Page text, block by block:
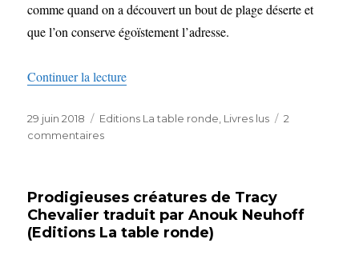
comme quand on a découvert un bout de plage déserte et
que l’on conserve égoïstement l’adresse.
Continuer la lecturede « Les bonheurs de l’aube de Léon
Publié
le
29 juin 2018 Catégories
Editions La table ronde Livres lus
2
commentairessur
l’aube
de
Léon
Prodigieuses créatures de Tracy
Chevalier traduit par Anouk Neuhoff
(Editions La table ronde)